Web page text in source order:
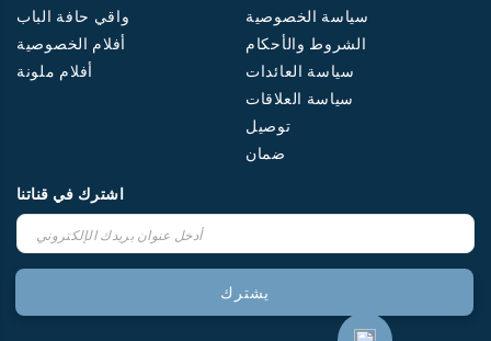
واقي حافة الباب
أفلام الخصوصية
أفلام ملونة
سياسة الخصوصية
الشروط والأحكام
سياسة العائدات
سياسة العلاقات
توصيل
ضمان
اشترك في قناتنا
اشترك
في
نشرتنا
يشترك